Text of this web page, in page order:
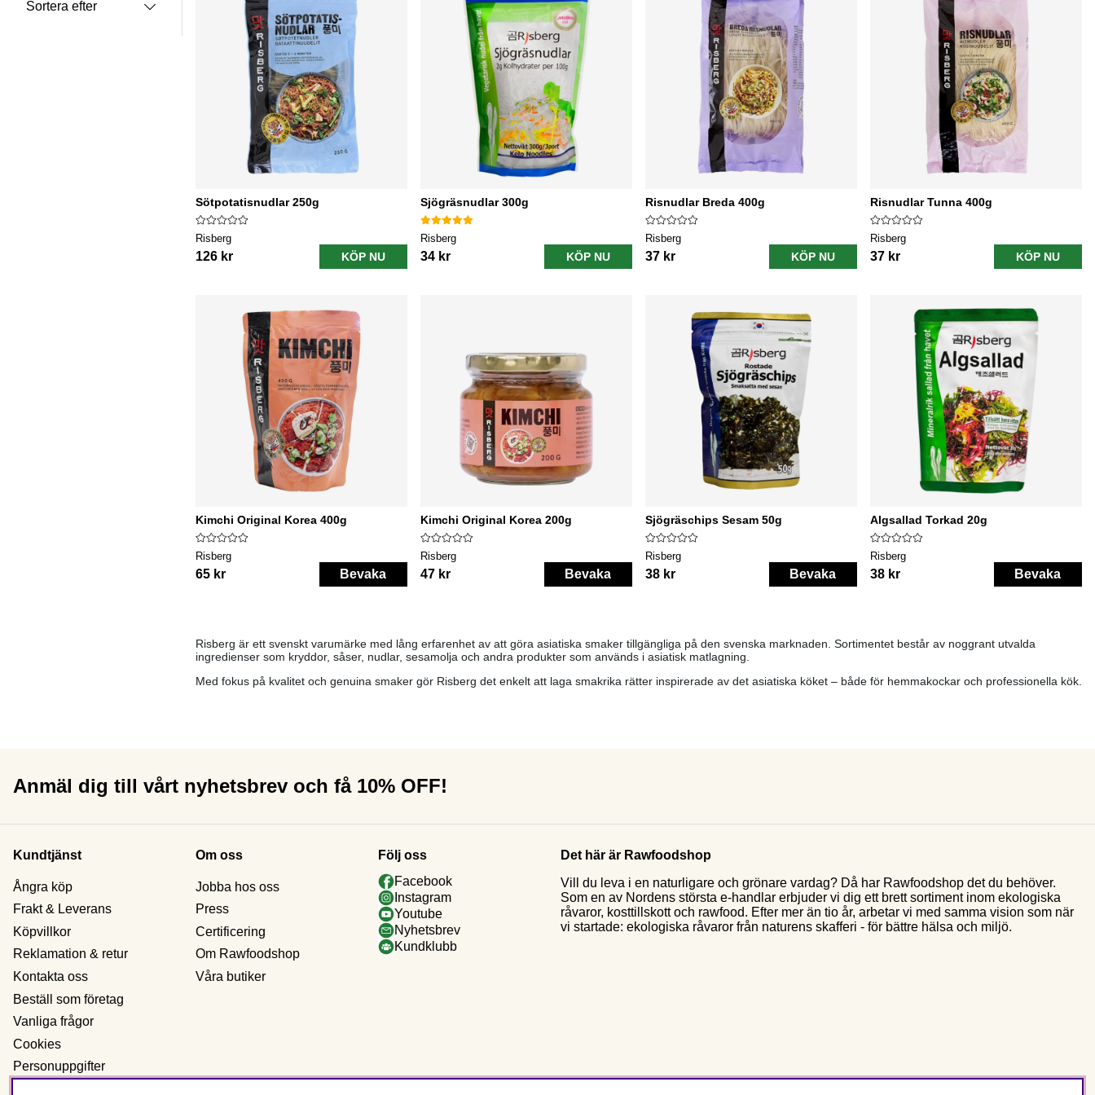
Sortera efter
Sötpotatisnudlar 250g
Risberg
126 kr KÖP NU
Sjögräsnudlar 300g
Risberg
34 kr KÖP NU
Risnudlar Breda 400g
Risberg
37 kr KÖP NU
Risnudlar Tunna 400g
Risberg
37 kr KÖP NU
Kimchi Original Korea 400g
Risberg
65 kr Bevaka
Kimchi Original Korea 200g
Risberg
47 kr Bevaka
Sjögräschips Sesam 50g
Risberg
38 kr Bevaka
Algsallad Torkad 20g
Risberg
38 kr Bevaka
Risberg är ett svenskt varumärke med lång erfarenhet av att göra asiatiska smaker tillgängliga på den svenska marknaden. Sortimentet består av noggrant utvalda
ingredienser som kryddor, såser, nudlar, sesamolja och andra produkter som används i asiatisk matlagning.
Med fokus på kvalitet och genuina smaker gör Risberg det enkelt att laga smakrika rätter inspirerade av det asiatiska köket – både för hemmakockar och professionella kök.
Anmäl dig till vårt nyhetsbrev och få 10% OFF!
Kundtjänst
Ångra köp
Frakt & Leverans
Köpvillkor
Reklamation & retur
Kontakta oss
Beställ som företag
Vanliga frågor
Cookies
Personuppgifter
Om oss
Jobba hos oss
Press
Certificering
Om Rawfoodshop
Våra butiker
Följ oss
Facebook
Instagram
Youtube
Nyhetsbrev
Kundklubb
Det här är Rawfoodshop
Vill du leva i en naturligare och grönare vardag? Då har Rawfoodshop det du behöver.
Som en av Nordens största e-handlar erbjuder vi dig ett brett sortiment inom ekologiska
råvaror, kosttillskott och rawfood. Efter mer än tio år, arbetar vi med samma vision som när
vi startade: ekologiska råvaror från naturens skafferi - för bättre hälsa och miljö.